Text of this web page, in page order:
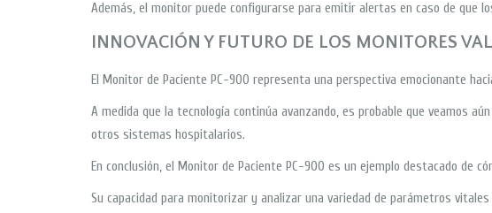
Además, el monitor puede configurarse para emitir alertas en caso de que
INNOVACIÓN Y FUTURO DE LOS MONITORES
El Monitor de Paciente PC-900 representa una perspectiva emocionante
A medida que la tecnología continúa avanzando, es probable que veamos
otros sistemas hospitalarios.
En conclusión, el Monitor de Paciente PC-900 es un ejemplo destacado de
Su capacidad para monitorizar y analizar una variedad de parámetros